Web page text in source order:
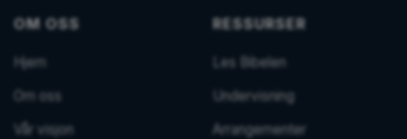
OM OSS
Hjem
Om oss
Vår visjon
RESSURSER
Les Bibelen
Undervisning
Arrangementer